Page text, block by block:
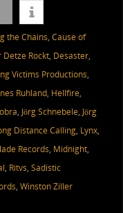
the Chains, Cause of
Detze Rockt, Desaster,
Victims Productions,
Ruhland, Hellfire,
, Jörg Schnebele, Jörg
Distance Calling, Lynx,
Records, Midnight,
, Ritvs, Sadistic
, Winston Ziller